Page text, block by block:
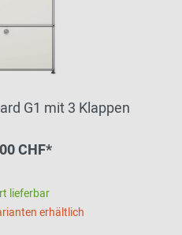
G1 mit 3 Klappen
CHF*
lieferbar
erhältlich